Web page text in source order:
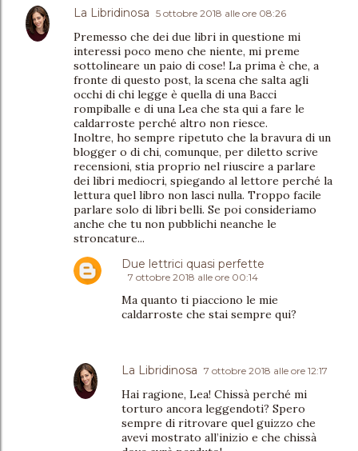
La Libridinosa 5 ottobre 2018 alle ore 08:26
Premesso che dei due libri in questione mi
interessi poco meno che niente, mi preme
sottolineare un paio di cose! La prima è che, a
fronte di questo post, la scena che salta agli
occhi di chi legge è quella di una Bacci
rompiballe e di una Lea che sta qui a fare le
caldarroste perché altro non riesce.
Inoltre, ho sempre ripetuto che la bravura di un
blogger o di chi, comunque, per diletto scrive
recensioni, stia proprio nel riuscire a parlare
dei libri mediocri, spiegando al lettore perché la
lettura quel libro non lasci nulla. Troppo facile
parlare solo di libri belli. Se poi consideriamo
anche che tu non pubblichi neanche le
stroncature...
Due lettrici quasi perfette
7 ottobre 2018 alle ore 00:14
Ma quanto ti piacciono le mie
caldarroste che stai sempre qui?
La Libridinosa 7 ottobre 2018 alle ore 12:17
Hai ragione, Lea! Chissà perché mi
torturo ancora leggendoti? Spero
sempre di ritrovare quel guizzo che
avevi mostrato all’inizio e che chissà